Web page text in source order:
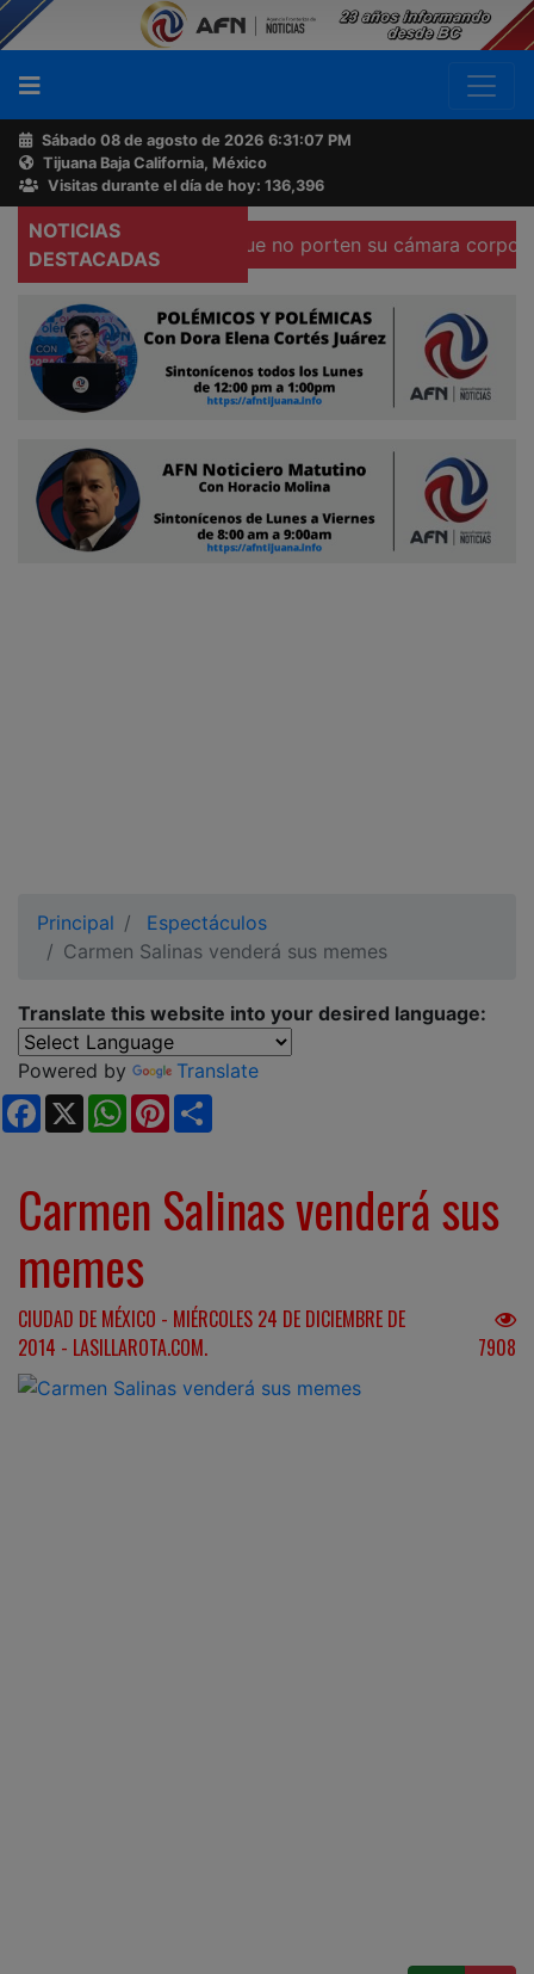
Sábado 08 de agosto de 2026 6:31:07 PM
Tijuana Baja California, México
Visitas durante el día de hoy: 136,396
NOTICIAS
DESTACADAS
contra policías que no porten su cámara corporal
Principal
Espectáculos
Carmen Salinas venderá sus memes
Translate this website into your desired language:
Powered by
Translate
Facebook
X WhatsApp
Pinterest
Carmen Salinas venderá sus
memes
CIUDAD DE MÉXICO - MIÉRCOLES 24 DE DICIEMBRE DE
2014 - LASILLAROTA.COM.
7908
Buscador
Acerca
de
AFN
Ventas
Contacto
Reportero
Ciudadano